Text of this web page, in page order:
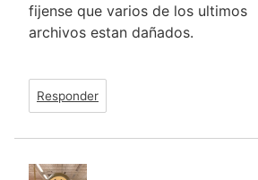
fijense que varios de los ultimos
archivos estan dañados.
Responder